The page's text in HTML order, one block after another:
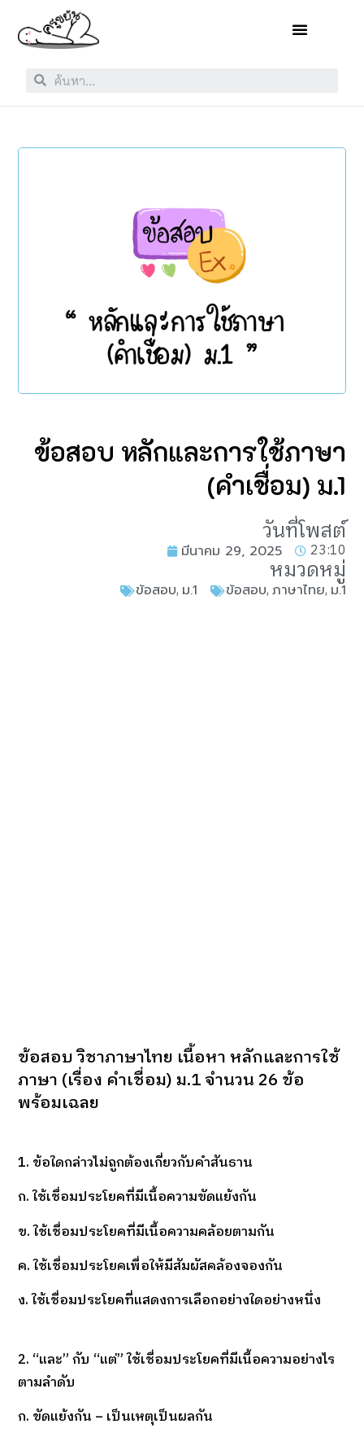
ข้อสอบ หลักและการใช้ภาษา
(คำเชื่อม) ม.1
วันที่โพสต์
มีนาคม 29, 2025 23:10
หมวดหมู่
ข้อสอบ, ม.1 ข้อสอบ, ภาษาไทย, ม.1
ข้อสอบ วิชาภาษาไทย เนื้อหา หลักและการใช้
ภาษา (เรื่อง คำเชื่อม) ม.1 จำนวน 26 ข้อ
พร้อมเฉลย
1. ข้อใดกล่าวไม่ถูกต้องเกี่ยวกับคำสันธาน
ก. ใช้เชื่อมประโยคที่มีเนื้อความขัดแย้งกัน
ข. ใช้เชื่อมประโยคที่มีเนื้อความคล้อยตามกัน
ค. ใช้เชื่อมประโยคเพื่อให้มีสัมผัสคล้องจองกัน
ง. ใช้เชื่อมประโยคที่แสดงการเลือกอย่างใดอย่างหนึ่ง
2. “และ” กับ “แต่” ใช้เชื่อมประโยคที่มีเนื้อความอย่างไร
ตามลำดับ
ก. ขัดแย้งกัน – เป็นเหตุเป็นผลกัน